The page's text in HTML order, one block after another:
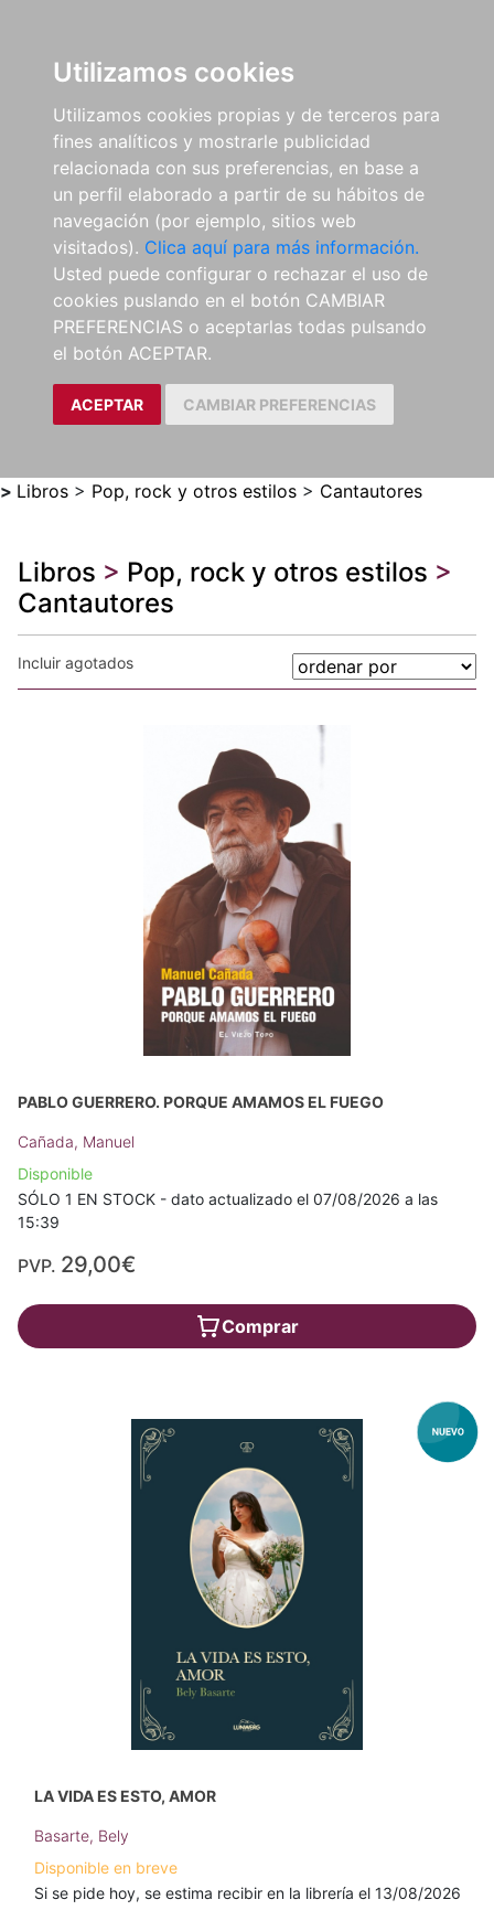
Utilizamos cookies
Utilizamos cookies propias y de terceros para
fines analíticos y mostrarle publicidad
relacionada con sus preferencias, en base a
un perfil elaborado a partir de su hábitos de
navegación (por ejemplo, sitios web
visitados). Clica aquí para más información.
Usted puede configurar o rechazar el uso de
cookies puslando en el botón CAMBIAR
PREFERENCIAS o aceptarlas todas pulsando
el botón ACEPTAR.
ACEPTAR CAMBIAR PREFERENCIAS
> Libros > Pop, rock y otros estilos > Cantautores
Libros > Pop, rock y otros estilos >
Cantautores
Incluir agotados
PABLO GUERRERO. PORQUE AMAMOS EL FUEGO
Cañada, Manuel
Disponible
SÓLO 1 EN STOCK - dato actualizado el 07/08/2026 a las
15:39
PVP. 29,00€
Comprar
LA VIDA ES ESTO, AMOR
Basarte, Bely
Disponible en breve
Si se pide hoy, se estima recibir en la librería el 13/08/2026